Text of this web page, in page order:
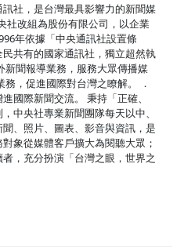
社，是台灣最具影響力的新聞媒
社改組為股份有限公司，以企業
年依據「中央通訊社設置條
共有的國家通訊社，獨立超然執
新聞報導業務，服務大眾傳播媒
，促進國際對台灣之瞭解。 ．
國際新聞交流。 秉持「正確、
中央社專業新聞團隊每天以中、
、照片、圖表、影音與資訊，是
象從媒體客戶擴大為閱聽大眾；
，充分扮演「台灣之眼，世界之